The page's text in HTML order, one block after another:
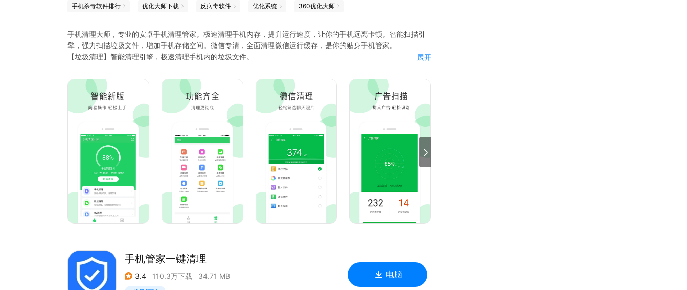
手机杀毒软件排行 优化大师下载 反病毒软件 优化系统 360优化大师
手机清理大师，专业的安卓手机清理管家。极速清理手机内存，提升运行速度，让你的手机远离卡顿。智能扫描引
擎，强力扫描垃圾文件，增加手机存储空间。微信专清，全面清理微信运行缓存，是你的贴身手机管家。
【垃圾清理】智能清理引擎，极速清理手机内的垃圾文件。
【微信清理】深度清理微信中的视频、图片等无效缓存。
【广告扫描】清理手机中的广告软件，手机更干净。
【软件管理】卸载无用的预装软件，存储空间更大。
展开
手机管家一键清理
3.4 110.3万下载 34.71 MB 电脑